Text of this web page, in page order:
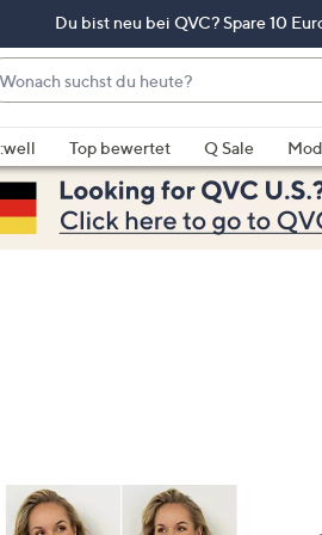
Du bist neu bei QVC? Spare 10
Top bewertet Q Sale